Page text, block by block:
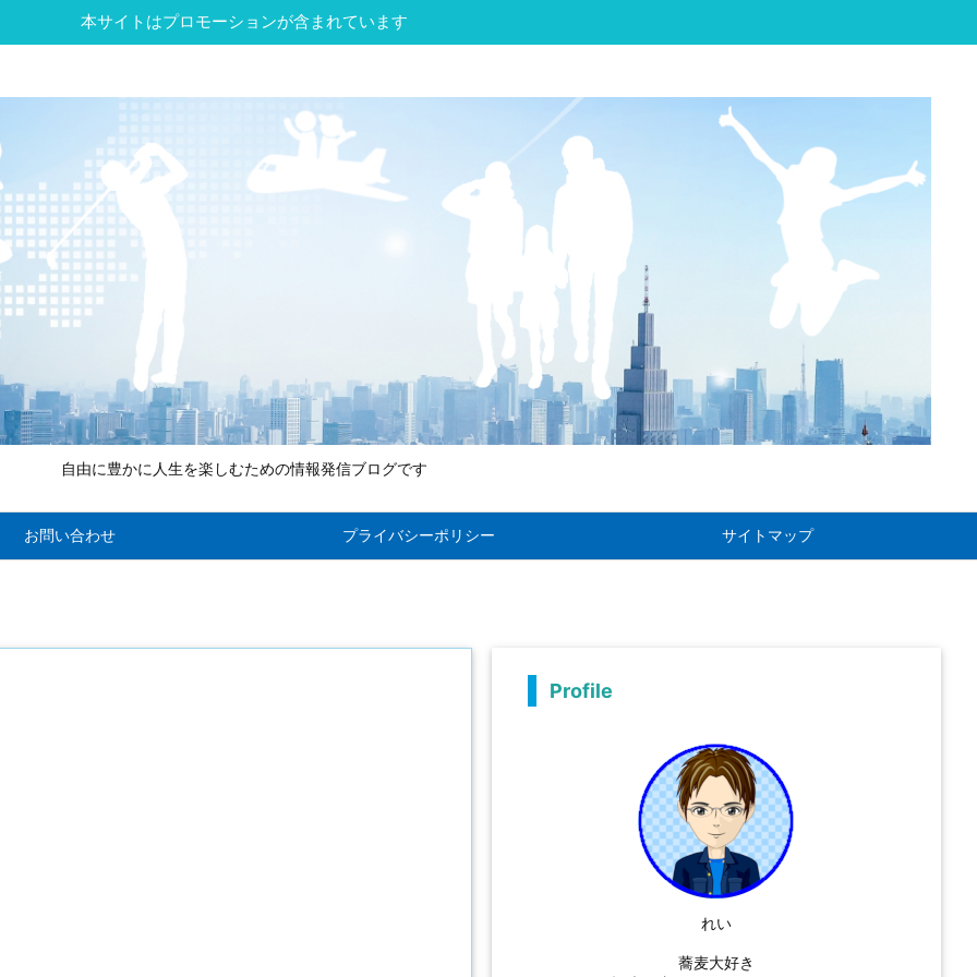
本サイトはプロモーションが含まれています
自由に豊かに人生を楽しむための情報発信ブログです
お問い合わせ プライバシーポリシー サイトマップ
Profile
れい
蕎麦大好き